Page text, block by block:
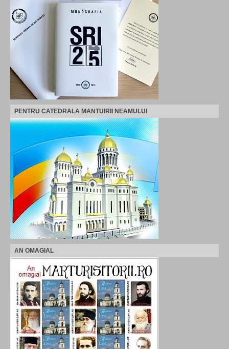
PENTRU CATEDRALA MANTUIRII NEAMULUI
AN OMAGIAL